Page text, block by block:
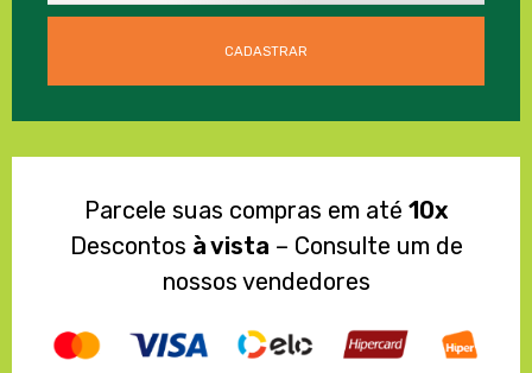
Parcele suas compras em até 10x
Descontos à vista – Consulte um de
nossos vendedores